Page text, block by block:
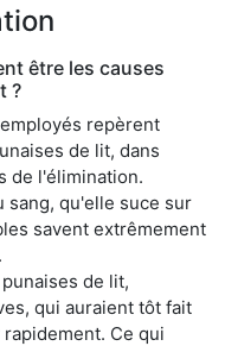
être les causes
?
repèrent
de lit, dans
de l'élimination.
sang, qu'elle suce sur
savent extrêmement
de lit,
qui auraient tôt fait
Ce qui